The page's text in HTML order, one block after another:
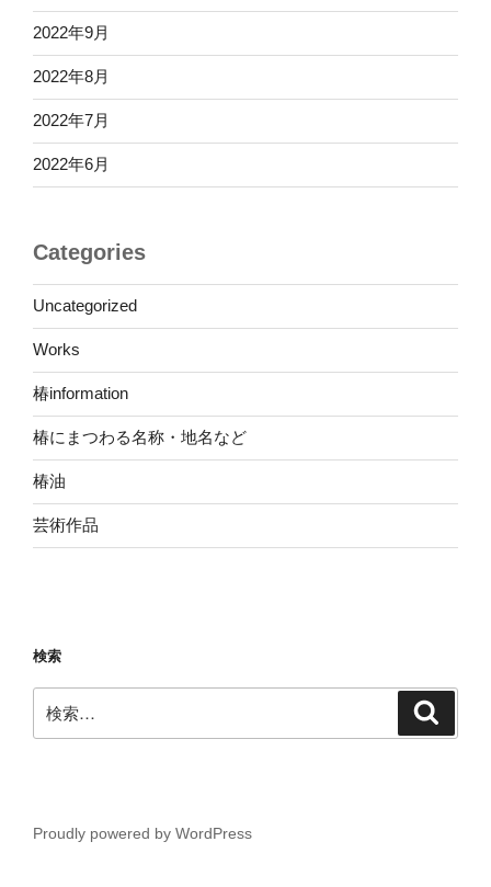
2022年9月
2022年8月
2022年7月
2022年6月
Categories
Uncategorized
Works
椿information
椿にまつわる名称・地名など
椿油
芸術作品
検索
索:
Proudly powered by WordPress